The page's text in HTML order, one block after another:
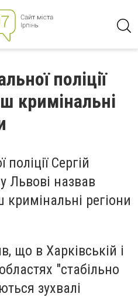
поліції
кримінальні
Сергій
Львові назвав
регіони
що в Харківській і
"стабільно
зухвалі